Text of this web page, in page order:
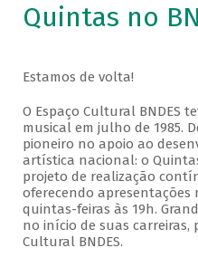
Quintas no
Estamos de volta!
O Espaço Cultural BNDES
musical em julho de 1985.
pioneiro no apoio ao
artística nacional: o
projeto de realização
oferecendo apresentações
quintas-feiras às 19h.
no início de suas carreiras,
Cultural BNDES.